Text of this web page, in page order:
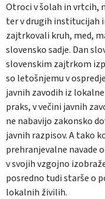
Otroci v šolah in vrtcih,
ter v drugih institucijah
zajtrkovali kruh, med,
slovensko sadje. Dan
slovenskim zajtrkom
so letošnjemu v
javnih zavodih iz
praks, v večini javnih
ne nabavijo zakonsko
javnih razpisov. A tako
prehranjevalne navade
v svojih vzgojno
posredno tudi starše o
lokalnih živilih.